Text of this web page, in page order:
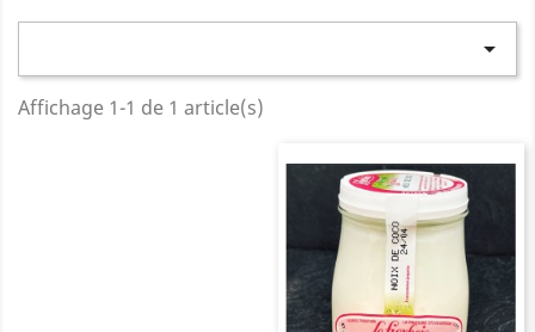

Affichage 1-1 de 1 article(s)